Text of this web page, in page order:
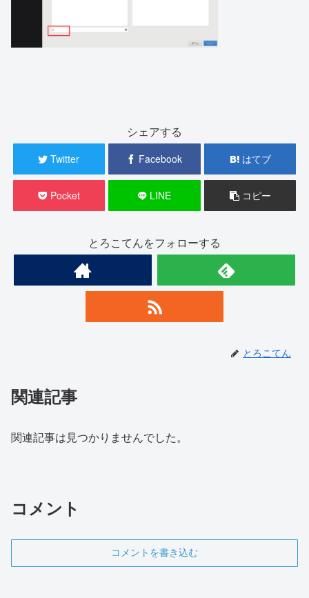
シェアする
Twitter Facebook はてブ
Pocket LINE コピー
とろこてんをフォローする
とろこてん
関連記事
関連記事は見つかりませんでした。
コメント
コメントを書き込む